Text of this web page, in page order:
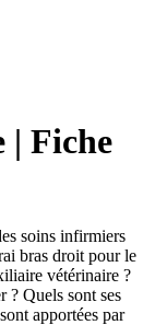
Fiche
soins infirmiers
bras droit pour le
vétérinaire ?
? Quels sont ses
apportées par